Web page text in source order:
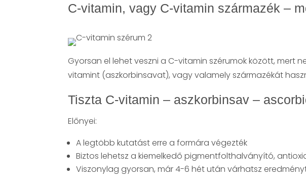
C-vitamin, vagy C-vitamin származék –
Gyorsan el lehet veszni a C-vitamin szérumok között, mert
vitamint (aszkorbinsavat), vagy valamely származékát
Tiszta C-vitamin – aszkorbinsav –
Előnyei:
A legtöbb kutatást erre a formára végezték
Biztos lehetsz a kiemelkedő pigmentfolthalványító,
Viszonylag gyorsan, már 4-6 hét után várhatsz